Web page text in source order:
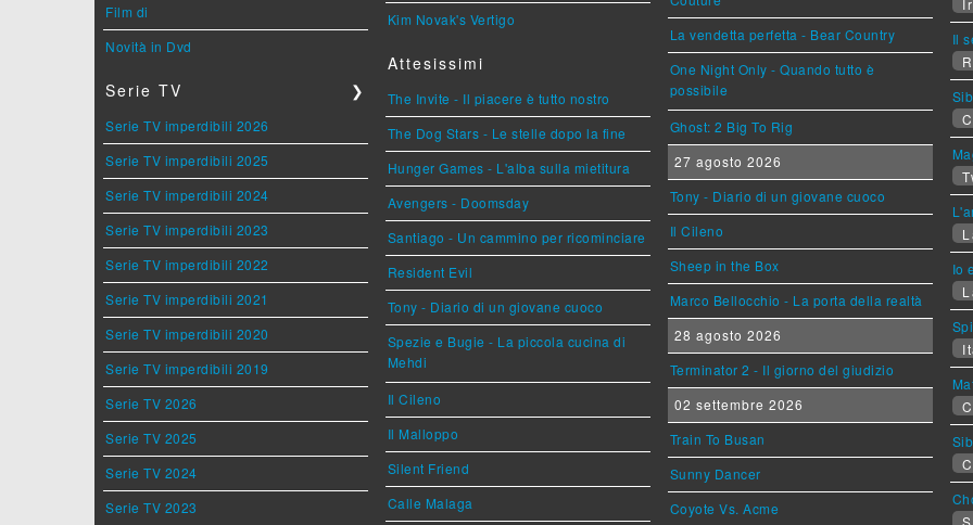
Film di
Novità in Dvd
Serie TV ❯
Serie TV imperdibili 2026
Serie TV imperdibili 2025
Serie TV imperdibili 2024
Serie TV imperdibili 2023
Serie TV imperdibili 2022
Serie TV imperdibili 2021
Serie TV imperdibili 2020
Serie TV imperdibili 2019
Serie TV 2026
Serie TV 2025
Serie TV 2024
Serie TV 2023
Kim Novak's Vertigo
Attesissimi
The Invite - Il piacere è tutto nostro
The Dog Stars - Le stelle dopo la fine
Hunger Games - L'alba sulla mietitura
Avengers - Doomsday
Santiago - Un cammino per ricominciare
Resident Evil
Tony - Diario di un giovane cuoco
Spezie e Bugie - La piccola cucina di
Mehdi
Il Cileno
Il Malloppo
Silent Friend
Calle Malaga
La vendetta perfetta - Bear Country
One Night Only - Quando tutto è
possibile
Ghost: 2 Big To Rig
27 agosto 2026
Tony - Diario di un giovane cuoco
Il Cileno
Sheep in the Box
Marco Bellocchio - La porta della realtà
28 agosto 2026
Terminator 2 - Il giorno del giudizio
02 settembre 2026
Train To Busan
Sunny Dancer
Coyote Vs. Acme
Il
Io